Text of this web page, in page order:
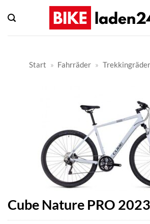
Inhalt
springen
Start » Fahrräder » Trekkingräder
Cube Nature PRO 2023